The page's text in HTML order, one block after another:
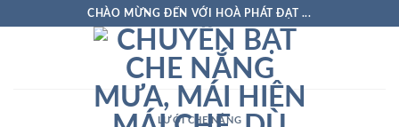
CHÀO MỪNG ĐẾN VỚI HOÀ PHÁT ĐẠT ...
LƯỚI CHE NẮNG